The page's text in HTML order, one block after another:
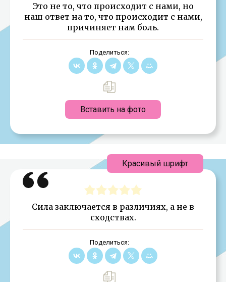
Это не то, что происходит с нами, но
наш ответ на то, что происходит с нами,
причиняет нам боль.
Поделиться:
Вставить на фото
Сила заключается в различиях, а не в
сходствах.
Поделиться:
Красивый шрифт